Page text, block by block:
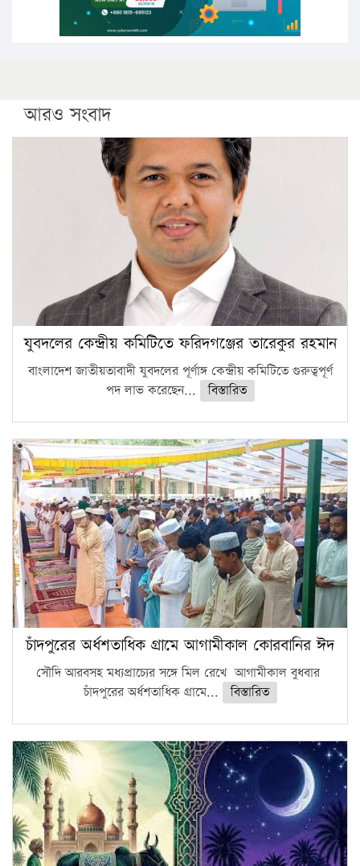
আরও সংবাদ
যুবদলের কেন্দ্রীয় কমিটিতে ফরিদগঞ্জের তারেকুর রহমান
বাংলাদেশ জাতীয়তাবাদী যুবদলের পূর্ণাঙ্গ কেন্দ্রীয় কমিটিতে গুরুত্বপূর্ণ
পদ লাভ করেছেন...
বিস্তারিত
চাঁদপুরের অর্ধশতাধিক গ্রামে আগামীকাল কোরবানির ঈদ
সৌদি আরবসহ মধ্যপ্রাচ্যের সঙ্গে মিল রেখে আগামীকাল বুধবার
চাঁদপুরের অর্ধশতাধিক গ্রামে...
বিস্তারিত